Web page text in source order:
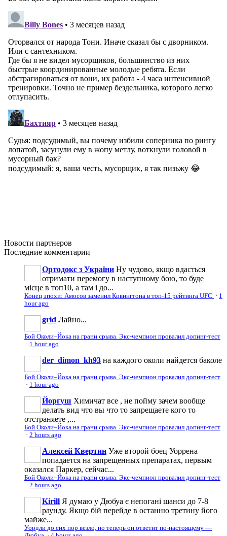
Новости партнеров
Последние комментарии
Ортодокс з України Ну чудово, якщо вдасться
отримати перемогу в наступному бою, то буде
місце в топ10, а там і до...
Конец эпохи: Амосов заменил Ковингтона в топ-15 рейтинга UFC · 1
hour ago
grid Лайно...
Бой Околи–Йока на грани срыва. Экс-чемпион провалил допинг-тест
· 1 hour ago
der_dimon_kh93 на каждого околи найдется баколе
Бой Околи–Йока на грани срыва. Экс-чемпион провалил допинг-тест
· 1 hour ago
Йоргуш Химичат все , не пойму зачем вообще
делать вид что вы что то запрещаете кого то
отстраняете ,...
Бой Околи–Йока на грани срыва. Экс-чемпион провалил допинг-тест
· 2 hours ago
Алексей Квертин Уже второй боец Уоррена
попадается на запрещенных препаратах, первым
оказался Паркер, сейчас...
Бой Околи–Йока на грани срыва. Экс-чемпион провалил допинг-тест
· 2 hours ago
Kirill Я думаю у Дюбуа є непогані шанси до 7-8
раунду. Якщо бій перейде в останню третину його
майже...
Уордли до сих пор везло, но теперь он ответит по-настоящему —